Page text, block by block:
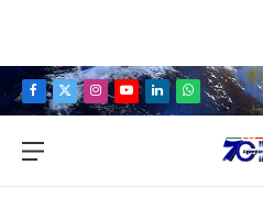
Facebook
X
Instagram
YouTubeLinkedInWhatsApp